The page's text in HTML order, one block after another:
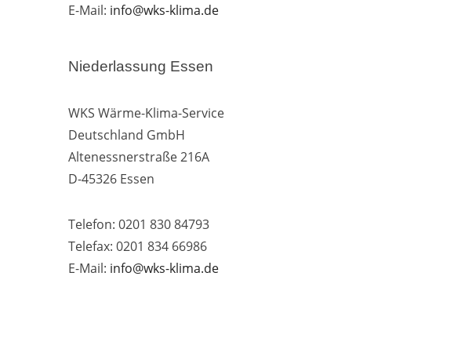
E-Mail: info@wks-klima.de
Niederlassung Essen
WKS Wärme-Klima-Service
Deutschland GmbH
Altenessnerstraße 216A
D-45326 Essen
Telefon: 0201 830 84793
Telefax: 0201 834 66986
E-Mail: info@wks-klima.de